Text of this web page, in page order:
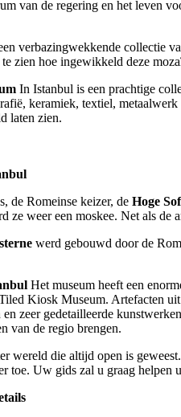
van de regering en het leven
verbazingwekkende collectie
zien hoe ingewikkeld deze
In Istanbul is een prachtige
keramiek, textiel,
laten zien.
de Romeinse keizer, de Hoge
ze weer een moskee. Net als
werd gebouwd door de
Het museum heeft een
Kiosk Museum. Artefacten
zeer gedetailleerde
van de regio brengen.
wereld die altijd open is
toe. Uw gids zal u graag